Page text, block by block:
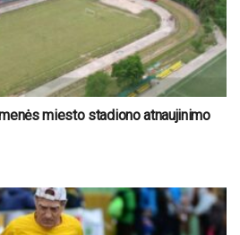
miesto stadiono atnaujinimo